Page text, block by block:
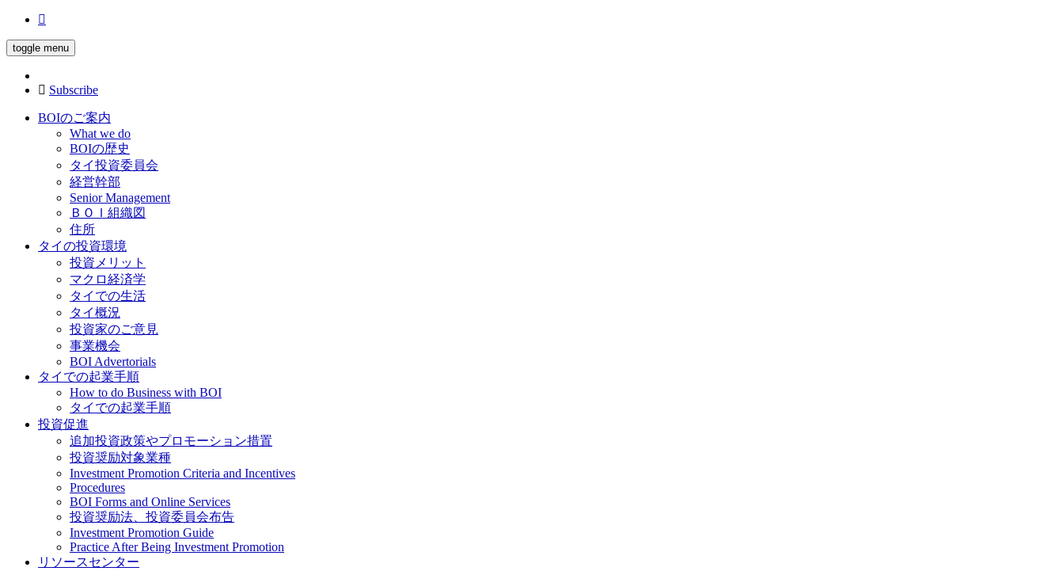
toggle menu
Subscribe
BOIのご案内
What we do
BOIの歴史
タイ投資委員会
経営幹部
Senior Management
ＢＯＩ組織図
住所
タイの投資環境
投資メリット
マクロ経済学
タイでの生活
タイ概況
投資家のご意見
事業機会
BOI Advertorials
タイでの起業手順
How to do Business with BOI
タイでの起業手順
投資促進
追加投資政策やプロモーション措置
投資奨励対象業種
Investment Promotion Criteria and Incentives
Procedures
BOI Forms and Online Services
投資奨励法、投資委員会布告
Investment Promotion Guide
Practice After Being Investment Promotion
リソースセンター